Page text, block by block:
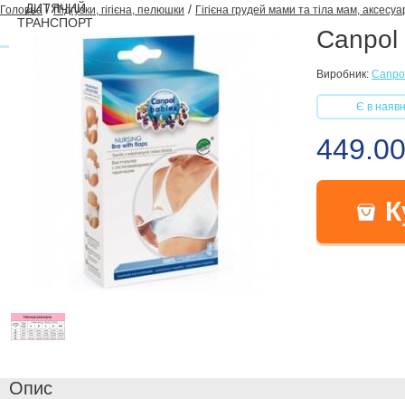
ДИТЯЧИЙ
ТРАНСПОРТ
Головна/Підгузки, гігієна, пелюшки / Гігієна грудей мами та тіла мам,
Canpol
Виробник:
Є в
449.00
Опис